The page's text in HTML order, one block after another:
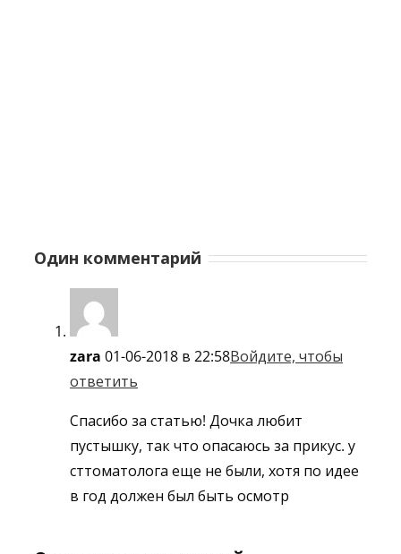
Один комментарий
zara 01-06-2018 в 22:58Войдите, чтобы
ответить
Спасибо за статью! Дочка любит
пустышку, так что опасаюсь за прикус. у
сттоматолога еще не были, хотя по идее
в год должен был быть осмотр